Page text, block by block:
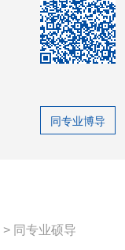
同专业博导
> 同专业硕导